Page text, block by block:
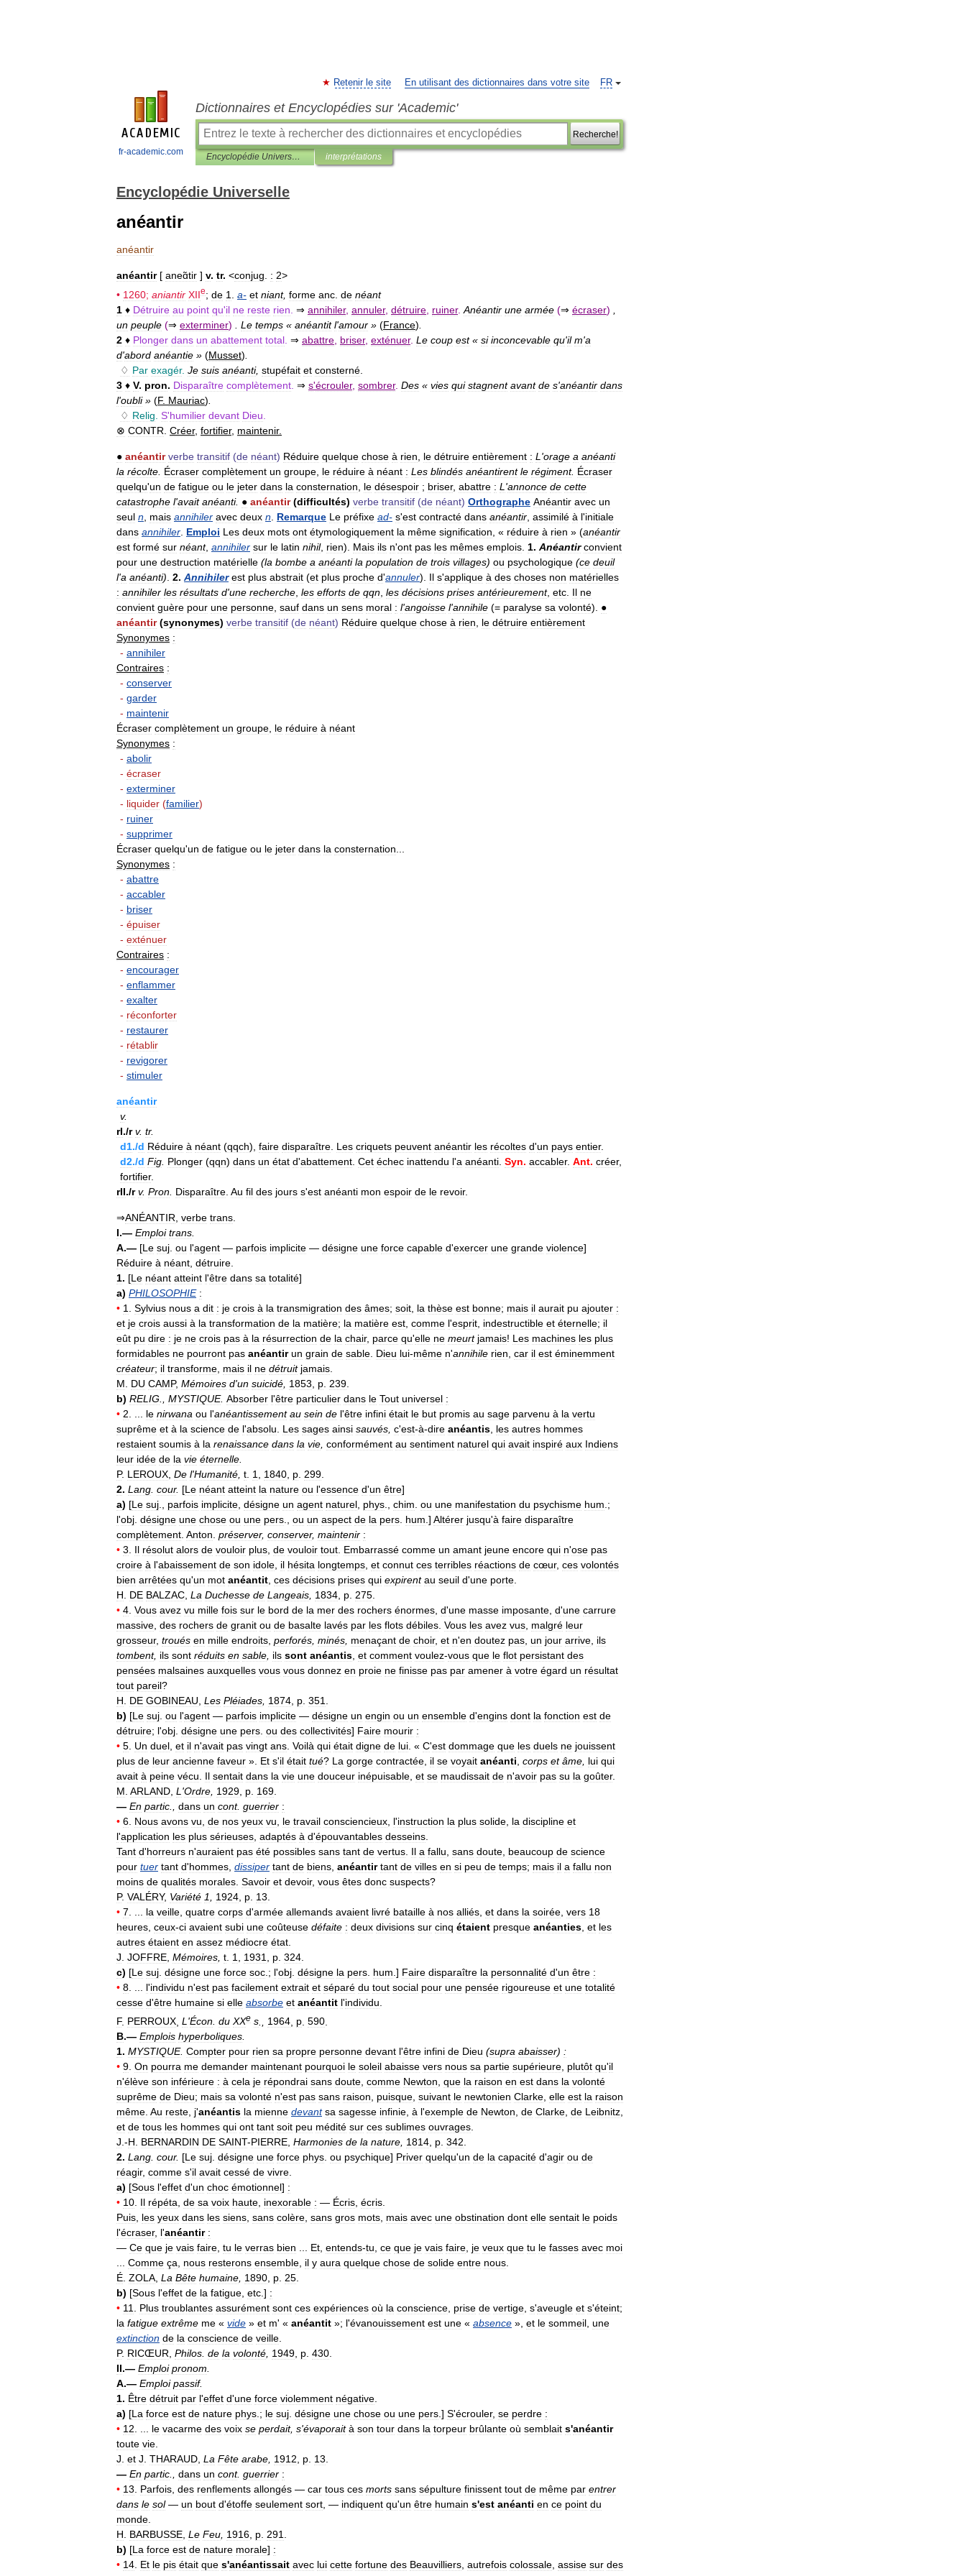
fr-academic.com
FR
Retenir le site En utilisant des dictionnaires dans votre site
Dictionnaires et Encyclopédies sur 'Academic'
Recherche!
Encyclopédie Universelle interprétations
Encyclopédie Universelle
anéantir
anéantir
anéantir[ aneɑ̃tir ] v. tr. <conjug : 2>
• 1260; aniantir XIIe; de 1 a- et niant, forme anc de néant
1 ♦ Détruire au point qu'il ne reste rien ⇒ annihiler, annuler, détruire ruiner. Anéantir une armée (⇒ écraser)
un peuple (⇒ exterminer) Le temps « anéantit l'amour » (France)
2 ♦ Plonger dans un abattement total ⇒ abattre briser, exténuer. Le coup est« si inconcevable qu'il m'a
d'abord anéantie » (Musset)
♢ Par exagér. Je suis anéanti, stupéfait et consterné
3 ♦ V. pron. Disparaître complètement ⇒ s'écrouler, sombrer. Des « vies qui stagnent avant de s'anéantir dans
l'oubli» (F. Mauriac)
♢ Relig S'humilier devant Dieu
⊗ CONTR Créer, fortifier, maintenir.
● anéantir verbe transitif (de néant) Réduire quelque chose à rien le détruire entièrement : L 'orage a anéanti
la récolte Écraser complètement un groupe le réduire à néant : Les blindés anéantirent le régiment. Écraser
quelqu'un de fatigue ou le jeter dans la consternation le désespoir ; briser, abattre : L 'annonce de cette
catastrophe l'avait anéanti. ● anéantir(difficultés) verbe transitif (de néant) Orthographe Anéantir avec un
seul n mais annihiler avec deux n Remarque Le préfixe ad- s'est contracté dans anéantir assimilé à l'initiale
dans annihiler Emploi Les deux mots ont étymologiquement la même signification , « réduire à rien » (anéantir
est formé sur néant, annihiler sur le latin nihil, rien). Mais ils n'ont pas les mêmes emplois 1. Anéantir convient
pour une destruction matérielle (la bombe a anéanti la population de trois villages) ou psychologique (ce deuil
l'a anéanti) 2. Annihiler est plus abstrait (et plus proche d'annuler). Il s'applique à des choses non matérielles
: annihiler les résultats d'une recherche les efforts de qqn les décisions prises antérieurement, etc Il ne
convient guère pour une personne sauf dans un sens moral : l'angoisse l'annihile (= paralyse sa volonté). ●
anéantir(synonymes) verbe transitif (de néant) Réduire quelque chose à rien le détruire entièrement
Synonymes :
- annihiler
Contraires :
- conserver
- garder
- maintenir
Écraser complètement un groupe le réduire à néant
Synonymes :
- abolir
- écraser
- exterminer
- liquider (familier)
- ruiner
- supprimer
Écraser quelqu'un de fatigue ou le jeter dans la consternation
Synonymes :
- abattre
- accabler
- briser
- épuiser
- exténuer
Contraires :
- encourager
- enflammer
- exalter
- réconforter
- restaurer
- rétablir
- revigorer
- stimuler
anéantir
v.
rI./r v. tr.
d1./d Réduire à néant (qqch), faire disparaître Les criquets peuvent anéantir les récoltes d'un pays entier.
d2./d Fig Plonger (qqn) dans un état d'abattement Cet échec inattendu l'a anéanti Syn. accabler. Ant. créer,
fortifier.
rII./r v. Pron Disparaître Au fil des jours s'est anéanti mon espoir de le revoir.
⇒ANÉANTIR verbe trans
I.— Emploi trans
A.— [Le suj ou l'agent — parfois implicite — désigne une force capable d'exercer une grande violence]
Réduire à néant détruire
1. [Le néant atteint l'être dans sa totalité]
a) PHILOSOPHIE :
• 1 Sylvius nous a dit : je crois à la transmigration des âmes; soit la thèse est bonne; mais il aurait pu ajouter :
et je crois aussi à la transformation de la matière; la matière est comme l'esprit indestructible et éternelle; il
eût pu dire : je ne crois pas à la résurrection de la chair, parce qu'elle ne meurt jamais! Les machines les plus
formidables ne pourront pas anéantir un grain de sable Dieu lui-même n'annihile rien car il est éminemment
créateur; il transforme mais il ne détruit jamais
M
DU CAMP, Mémoires d'un suicidé 1853 p 239
b) RELIG MYSTIQUE. Absorber l'être particulier dans le Tout universel :
• 2 le nirwana ou l'anéantissement au sein de l'être infini était le but promis au sage parvenu à la vertu
suprême et à la science de l'absolu Les sages ainsi sauvés c'est-à-dire anéantis les autres hommes
restaient soumis à la renaissance dans la vie conformément au sentiment naturel qui avait inspiré aux Indiens
leur idée de la vie éternelle
P. LEROUX De l'Humanité t 1 1840 p 299
2. Lang cour. [Le néant atteint la nature ou l'essence d'un être]
a) [Le suj parfois implicite désigne un agent naturel phys chim ou une manifestation du psychisme hum .;
l'obj désigne une chose ou une pers ou un aspect de la pers hum .] Altérer jusqu'à faire disparaître
complètement Anton préserver, conserver, maintenir :
• 3 Il résolut alors de vouloir plus de vouloir tout Embarrassé comme un amant jeune encore qui n'ose pas
croire à l'abaissement de son idole il hésita longtemps et connut ces terribles réactions de cœur, ces volontés
bien arrêtées qu'un mot anéantit ces décisions prises qui expirent au seuil d'une porte
H
DE BALZAC La Duchesse de Langeais 1834 p 275
• 4 Vous avez vu mille fois sur le bord de la mer des rochers énormes d'une masse imposante d'une carrure
massive des rochers de granit ou de basalte lavés par les flots débiles Vous les avez vus malgré leur
grosseur, troués en mille endroits perforés minés menaçant de choir, et n'en doutez pas un jour arrive ils
tombent, ils sont réduits en sable ils sont anéantis et comment voulez-vous que le flot persistant des
pensées malsaines auxquelles vous vous donnez en proie ne finisse pas par amener à votre égard un résultat
tout pareil?
H
DE GOBINEAU Les Pléiades 1874 p 351
b) [Le suj ou l'agent — parfois implicite — désigne un engin ou un ensemble d'engins dont la fonction est de
détruire; l'obj désigne une pers ou des collectivités] Faire mourir :
• 5 Un duel et il n'avait pas vingt ans Voilà qui était digne de lui . « C'est dommage que les duels ne jouissent
plus de leur ancienne faveur ». Et s'il était tué? La gorge contractée il se voyait anéanti corps et âme lui qui
avait à peine vécu Il sentait dans la vie une douceur inépuisable et se maudissait de n'avoir pas su la goûter.
M ARLAND L 'Ordre 1929 p 169
— En partic dans un cont. guerrier :
• 6 Nous avons vu de nos yeux vu le travail consciencieux l'instruction la plus solide la discipline et
l'application les plus sérieuses adaptés à d'épouvantables desseins
Tant d'horreurs n'auraient pas été possibles sans tant de vertus Il a fallu sans doute beaucoup de science
pour tuer tant d'hommes dissiper tant de biens anéantir tant de villes en si peu de temps; mais il a fallu non
moins de qualités morales Savoir et devoir, vous êtes donc suspects?
P. VALÉRY, Variété 1 1924 p 13
• 7 la veille quatre corps d'armée allemands avaient livré bataille à nos alliés et dans la soirée vers 18
heures ceux-ci avaient subi une coûteuse défaite : deux divisions sur cinq étaient presque anéanties et les
autres étaient en assez médiocre état
J JOFFRE Mémoires t 1 1931 p 324
c) [Le suj désigne une force soc .; l'obj désigne la pers hum .] Faire disparaître la personnalité d'un être :
• 8 l'individu n'est pas facilement extrait et séparé du tout social pour une pensée rigoureuse et une totalité
cesse d'être humaine si elle absorbe et anéantit l'individu
F. PERROUX L'Écon. du XXe s 1964 p 590
B.— Emplois hyperboliques.
1. MYSTIQUE. Compter pour rien sa propre personne devant l'être infini de Dieu (supra abaisser) :
• 9. On pourra me demander maintenant pourquoi le soleil abaisse vers nous sa partie supérieure, plutôt qu'il
n'élève son inférieure : à cela je répondrai sans doute, comme Newton, que la raison en est dans la volonté
suprême de Dieu; mais sa volonté n'est pas sans raison, puisque, suivant le newtonien Clarke, elle est la raison
même. Au reste, j'anéantis la mienne devant sa sagesse infinie, à l'exemple de Newton, de Clarke, de Leibnitz,
et de tous les hommes qui ont tant soit peu médité sur ces sublimes ouvrages.
J.-H. BERNARDIN DE SAINT-PIERRE, Harmonies de la nature, 1814, p. 342.
2. Lang. cour. [Le suj. désigne une force phys. ou psychique] Priver quelqu'un de la capacité d'agir ou de
réagir, comme s'il avait cessé de vivre.
a) [Sous l'effet d'un choc émotionnel] :
• 10. Il répéta, de sa voix haute, inexorable : — Écris, écris.
Puis, les yeux dans les siens, sans colère, sans gros mots, mais avec une obstination dont elle sentait le poids
l'écraser, l'anéantir :
— Ce que je vais faire, tu le verras bien ... Et, entends-tu, ce que je vais faire, je veux que tu le fasses avec moi
... Comme ça, nous resterons ensemble, il y aura quelque chose de solide entre nous.
É. ZOLA, La Bête humaine, 1890, p. 25.
b) [Sous l'effet de la fatigue, etc.] :
• 11. Plus troublantes assurément sont ces expériences où la conscience, prise de vertige, s'aveugle et s'éteint;
la fatigue extrême me « vide » et m' « anéantit »; l'évanouissement est une « absence », et le sommeil, une
extinction de la conscience de veille.
P. RICŒUR, Philos. de la volonté, 1949, p. 430.
II.— Emploi pronom.
A.— Emploi passif.
1. Être détruit par l'effet d'une force violemment négative.
a) [La force est de nature phys.; le suj. désigne une chose ou une pers.] S'écrouler, se perdre :
• 12. ... le vacarme des voix se perdait, s'évaporait à son tour dans la torpeur brûlante où semblait s'anéantir
toute vie.
J. et J. THARAUD, La Fête arabe, 1912, p. 13.
— En partic., dans un cont. guerrier :
• 13. Parfois, des renflements allongés — car tous ces morts sans sépulture finissent tout de même par entrer
dans le sol— un bout d'étoffe seulement sort, — indiquent qu'un être humain s'est anéanti en ce point du
monde.
H. BARBUSSE, Le Feu, 1916, p. 291.
b) [La force est de nature morale] :
• 14. Et le pis était que s'anéantissait avec lui cette fortune des Beauvilliers, autrefois colossale, assise sur des